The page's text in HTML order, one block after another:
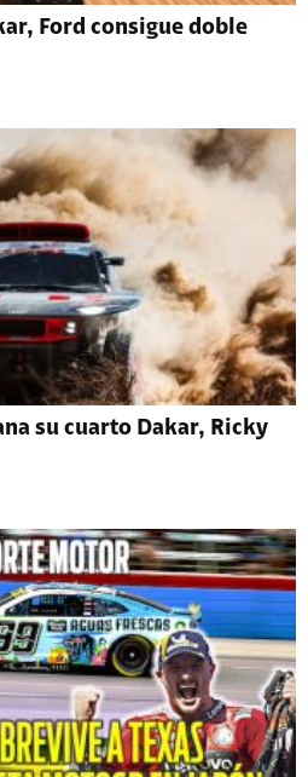
Ford consigue doble
su cuarto Dakar, Ricky